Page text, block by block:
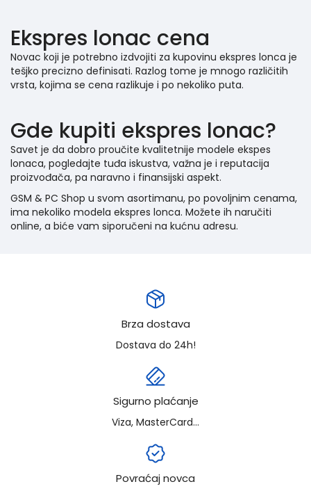
Ekspres lonac cena
Novac koji je potrebno izdvojiti za kupovinu ekspres lonca je
tešjko precizno definisati. Razlog tome je mnogo različitih
vrsta, kojima se cena razlikuje i po nekoliko puta.
Gde kupiti ekspres lonac?
Savet je da dobro proučite kvalitetnije modele ekspes
lonaca, pogledajte tuđa iskustva, važna je i reputacija
proizvođača, pa naravno i finansijski aspekt.
GSM & PC Shop u svom asortimanu, po povoljnim cenama,
ima nekoliko modela ekspres lonca. Možete ih naručiti
online, a biće vam siporučeni na kućnu adresu.
Brza dostava
Dostava do 24h!
Sigurno plaćanje
Viza, MasterCard...
Povraćaj novca